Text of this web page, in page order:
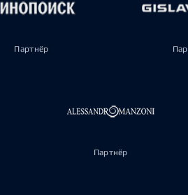
Партнёр
Партнёр